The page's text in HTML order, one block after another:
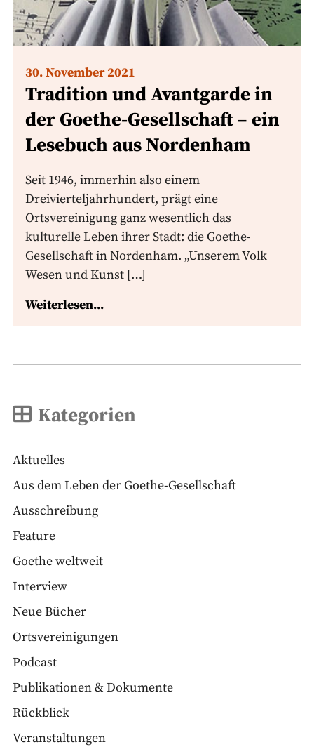
30. November 2021
Tradition und Avantgarde in
der Goethe-Gesellschaft – ein
Lesebuch aus Nordenham
Seit 1946, immerhin also einem
Dreivierteljahrhundert, prägt eine
Ortsvereinigung ganz wesentlich das
kulturelle Leben ihrer Stadt: die Goethe-
Gesellschaft in Nordenham. „Unserem Volk
Wesen und Kunst […]
Weiterlesen...
Kategorien
Aktuelles
Aus dem Leben der Goethe-Gesellschaft
Ausschreibung
Feature
Goethe weltweit
Interview
Neue Bücher
Ortsvereinigungen
Podcast
Publikationen & Dokumente
Rückblick
Veranstaltungen